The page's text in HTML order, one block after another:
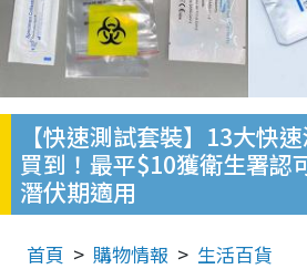
【快速測試套裝】13大快
買到！最平$10獲衛生署認
潛伏期適用
首頁 購物情報 生活百貨